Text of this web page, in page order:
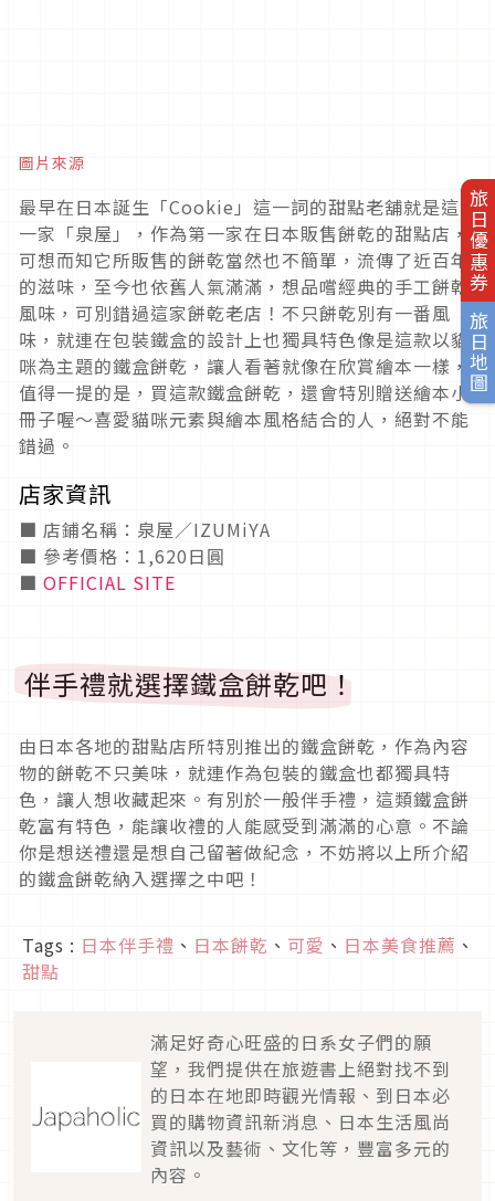
旅日優惠券
旅日地圖
圖片來源
最早在日本誕生「Cookie」這一詞的甜點老舖就是這
一家「泉屋」，作為第一家在日本販售餅乾的甜點店，
可想而知它所販售的餅乾當然也不簡單，流傳了近百年
的滋味，至今也依舊人氣滿滿，想品嚐經典的手工餅乾
風味，可別錯過這家餅乾老店！不只餅乾別有一番風
味，就連在包裝鐵盒的設計上也獨具特色像是這款以貓
咪為主題的鐵盒餅乾，讓人看著就像在欣賞繪本一樣，
值得一提的是，買這款鐵盒餅乾，還會特別贈送繪本小
冊子喔～喜愛貓咪元素與繪本風格結合的人，絕對不能
錯過。
店家資訊
■ 店鋪名稱：泉屋／IZUMiYA
■ 參考價格：1,620日圓
■ OFFICIAL SITE
伴手禮就選擇鐵盒餅乾吧！
由日本各地的甜點店所特別推出的鐵盒餅乾，作為內容
物的餅乾不只美味，就連作為包裝的鐵盒也都獨具特
色，讓人想收藏起來。有別於一般伴手禮，這類鐵盒餅
乾富有特色，能讓收禮的人能感受到滿滿的心意。不論
你是想送禮還是想自己留著做紀念，不妨將以上所介紹
的鐵盒餅乾納入選擇之中吧！
Tags : 日本伴手禮 、 日本餅乾 、 可愛 、 日本美食推薦 、
甜點
滿足好奇心旺盛的日系女子們的願
望，我們提供在旅遊書上絕對找不到
的日本在地即時觀光情報、到日本必
買的購物資訊新消息、日本生活風尚
資訊以及藝術、文化等，豐富多元的
內容。